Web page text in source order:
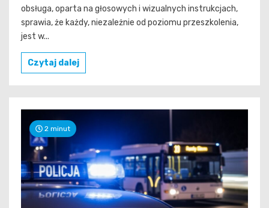
obsługa, oparta na głosowych i wizualnych instrukcjach,
sprawia, że każdy, niezależnie od poziomu przeszkolenia,
jest w...
Czytaj dalej
2 minut